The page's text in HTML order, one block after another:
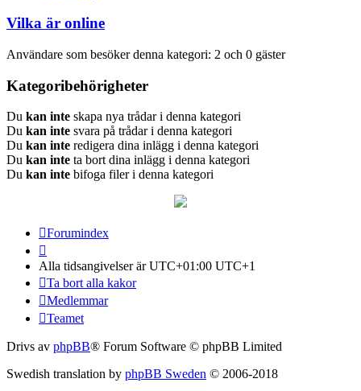
Vilka är online
Användare som besöker denna kategori: 2 och 0 gäster
Kategoribehörigheter
Du kan inte skapa nya trådar i denna kategori
Du kan inte svara på trådar i denna kategori
Du kan inte redigera dina inlägg i denna kategori
Du kan inte ta bort dina inlägg i denna kategori
Du kan inte bifoga filer i denna kategori
Forumindex
Alla tidsangivelser är UTC+01:00 UTC+1
Ta bort alla kakor
Medlemmar
Teamet
Drivs av phpBB® Forum Software © phpBB Limited
Swedish translation by phpBB Sweden © 2006-2018